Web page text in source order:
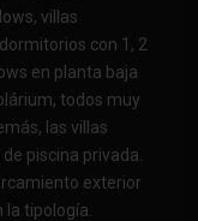
villas
con 1, 2
en planta baja
todos muy
las villas
piscina privada.
exterior
tipología.